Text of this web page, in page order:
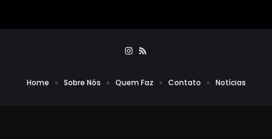
Home Sobre Nós Quem Faz Contato Notícias